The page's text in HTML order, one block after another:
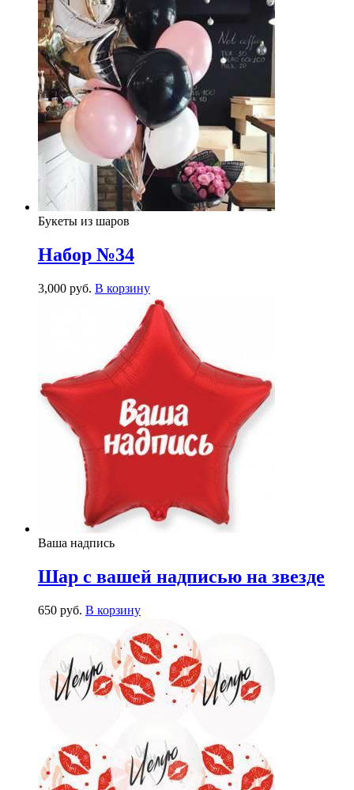
Букеты из шаров
Набор №34
3,000 руб. В корзину
Ваша надпись
Шар с вашей надписью на звезде
650 руб. В корзину